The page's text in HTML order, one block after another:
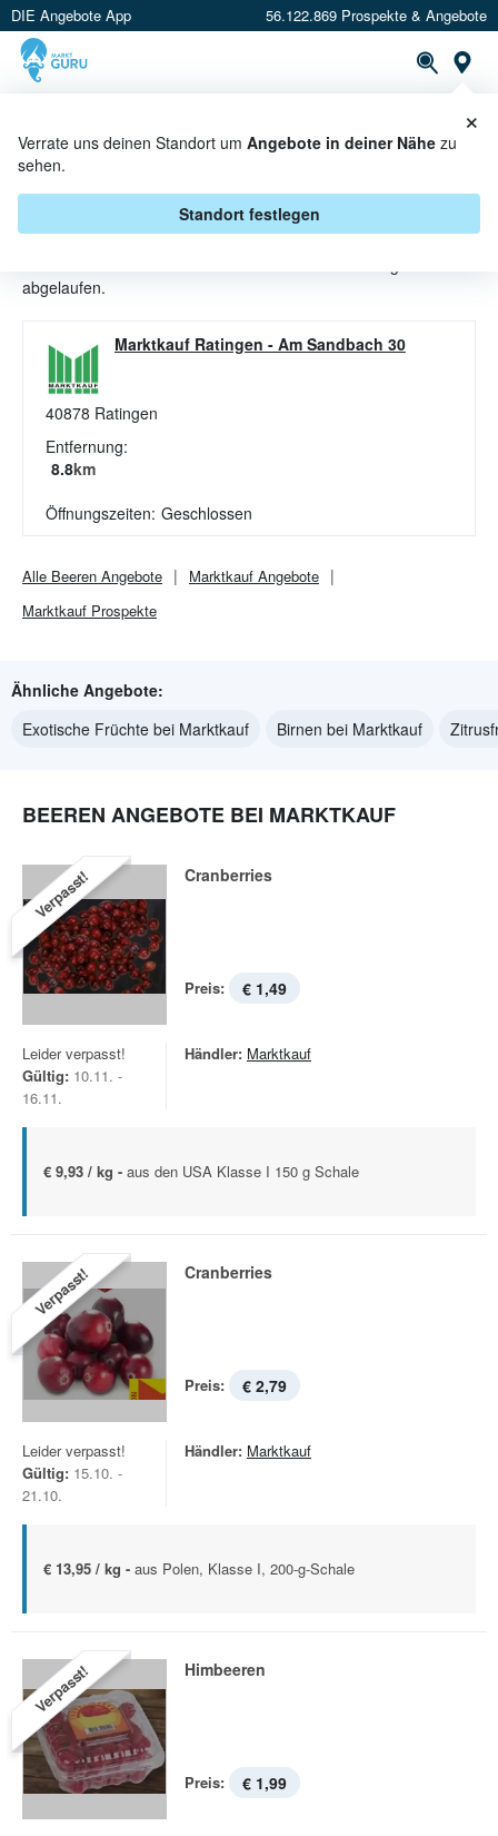
DIE Angebote App 56.122.869 Prospekte & Angebote
Verrate uns deinen Standort um Angebote in deiner Nähe zu
sehen.
Standort festlegen
×
BEEREN ANGEBOTE & AKTIONEN
BEI MARKTKAUF
abgelaufen.
Marktkauf Ratingen - Am Sandbach 30
40878 Ratingen
Entfernung:
8.8km
Öffnungszeiten: Geschlossen
Alle Beeren Angebote Marktkauf Angebote
Marktkauf Prospekte
Ähnliche Angebote:
Exotische Früchte bei Marktkauf
Birnen bei Marktkauf
BEEREN ANGEBOTE BEI MARKTKAUF
Verpasst! Cranberries
Preis: € 1,49
Leider verpasst!
Gültig: 10.11. -
16.11.
Händler: Marktkauf
€ 9,93 / kg - aus den USA Klasse I 150 g Schale
Verpasst! Cranberries
Preis: € 2,79
Leider verpasst!
Gültig: 15.10. -
21.10.
Händler: Marktkauf
€ 13,95 / kg - aus Polen, Klasse I, 200-g-Schale
Verpasst! Himbeeren
Preis: € 1,99